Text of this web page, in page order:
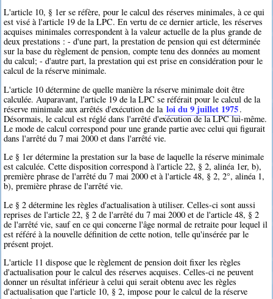
L'article 10, § 1er se réfère, pour le calcul des réserves minimales, à ce qui
est visé à l'article 19 de la LPC. En vertu de ce dernier article, les réserves
acquises minimales correspondent à la valeur actuelle de la plus grande de
deux prestations : - d'une part, la prestation de pension qui est déterminée
sur la base du règlement de pension, compte tenu des données au moment
du calcul; - d'autre part, la prestation qui est prise en considération pour le
calcul de la réserve minimale.
L'article 10 détermine de quelle manière la réserve minimale doit être
calculée. Auparavant, l'article 19 de la LPC se référait pour le calcul de la
réserve minimale aux arrêtés d'exécution de la loi du 9 juillet 1975.
Désormais, le calcul est réglé dans l'arrêté d'exécution de la LPC lui-même.
Le mode de calcul correspond pour une grande partie avec celui qui figurait
dans l'arrêté du 7 mai 2000 et dans l'arrêté vie.
Le § 1er détermine la prestation sur la base de laquelle la réserve minimale
est calculée. Cette disposition correspond à l'article 22, § 2, alinéa 1er, b),
première phrase de l'arrêté du 7 mai 2000 et à l'article 48, § 2, 2°, alinéa 1,
b), première phrase de l'arrêté vie.
Le § 2 détermine les règles d'actualisation à utiliser. Celles-ci sont aussi
reprises de l'article 22, § 2 de l'arrêté du 7 mai 2000 et de l'article 48, § 2
de l'arrêté vie, sauf en ce qui concerne l'âge normal de retraite pour lequel il
est référé à la nouvelle définition de cette notion, telle qu'insérée par le
présent projet.
L'article 11 dispose que le règlement de pension doit fixer les règles
d'actualisation pour le calcul des réserves acquises. Celles-ci ne peuvent
donner un résultat inférieur à celui qui serait obtenu avec les règles
d'actualisation que l'article 10, § 2, impose pour le calcul de la réserve